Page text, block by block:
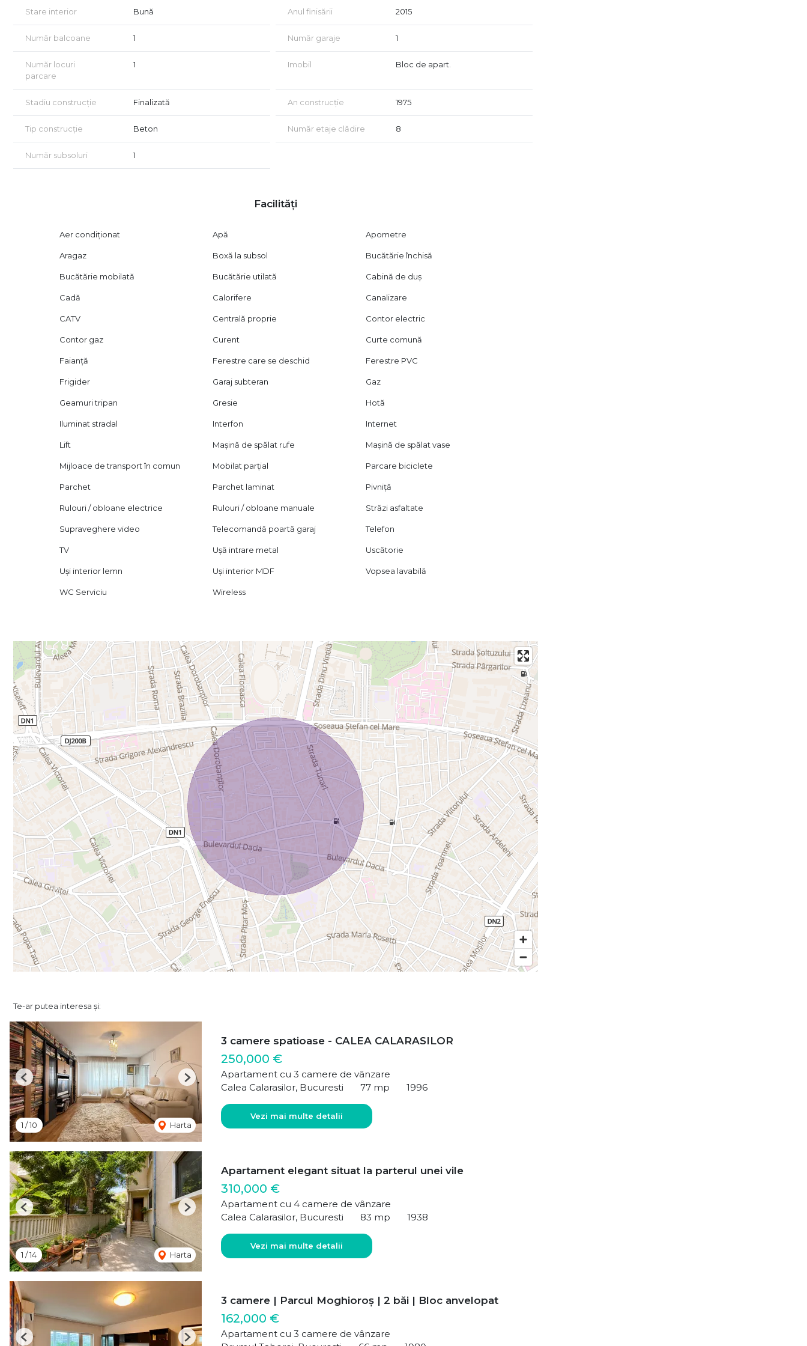
📍 Localizare excelentă, într-o zonă centrală și elegantă, la doar câteva minute de restaurante, cafenele, parcuri și
Pentru mai multe informații sau pentru a programa o vizionare, vă rugăm să ne contactați.
Nu avem informații despre clasa energetică. Certificatul energetic va fi disponibil la vânzare.
Vizionarea imobilului se face doar în baza semnării unui acord de vizionare conform art. 2.096-2.102 din Codul Civil
Stare interior Bună Anul finisării 2015
Număr balcoane 1 Număr garaje 1
Număr locuri
parcare
1 Imobil Bloc de apart.
Stadiu construcție Finalizată An construcție 1975
Tip construcție Beton Număr etaje clădire 8
Număr subsoluri 1
Facilități
Aer condiționat Apă Apometre
Aragaz Boxă la subsol Bucătărie închisă
Bucătărie mobilată Bucătărie utilată Cabină de duș
Cadă Calorifere Canalizare
CATV Centrală proprie Contor electric
Contor gaz Curent Curte comună
Faianță Ferestre care se deschid Ferestre PVC
Frigider Garaj subteran Gaz
Geamuri tripan Gresie Hotă
Iluminat stradal Interfon Internet
Lift Mașină de spălat rufe Mașină de spălat vase
Mijloace de transport în comun Mobilat parțial Parcare biciclete
Parchet Parchet laminat Pivniță
Rulouri / obloane electrice Rulouri / obloane manuale Străzi asfaltate
Supraveghere video Telecomandă poartă garaj Telefon
TV Ușă intrare metal Uscătorie
Uși interior lemn Uși interior MDF Vopsea lavabilă
WC Serviciu Wireless
Te-ar putea interesa și:
1 /10 Harta
Previous Next
3 camere spatioase - CALEA CALARASILOR
250,000 €
Apartament cu 3 camere de vânzare
Calea Calarasilor, Bucuresti
77 mp 1996
Vezi mai multe detalii
1 /14 Harta
Previous Next
Apartament elegant situat la parterul unei vile
310,000 €
Apartament cu 4 camere de vânzare
Calea Calarasilor, Bucuresti
83 mp 1938
Vezi mai multe detalii
Previous Next
3 camere | Parcul Moghioroș | 2 băi | Bloc anvelopat
162,000 €
Apartament cu 3 camere de vânzare